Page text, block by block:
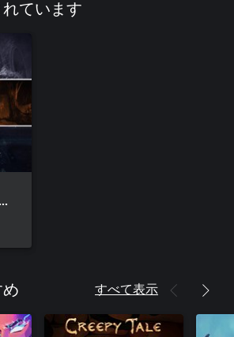
ています
すべて表示